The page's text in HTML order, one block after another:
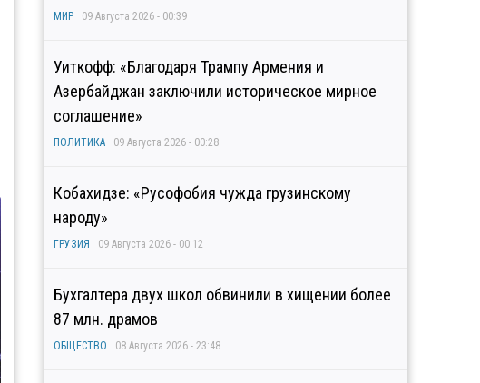
МИР 09 Августа 2026 - 00:39
Уиткофф: «Благодаря Трампу Армения и
Азербайджан заключили историческое мирное
соглашение»
ПОЛИТИКА 09 Августа 2026 - 00:28
Кобахидзе: «Русофобия чужда грузинскому
народу»
ГРУЗИЯ 09 Августа 2026 - 00:12
Бухгалтера двух школ обвинили в хищении более
87 млн. драмов
ОБЩЕСТВО 08 Августа 2026 - 23:48